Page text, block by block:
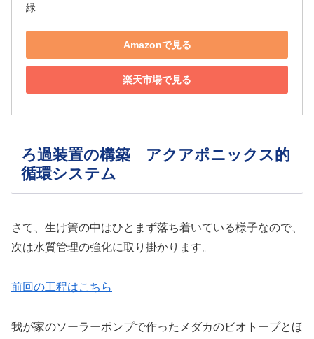
緑
Amazonで見る
楽天市場で見る
ろ過装置の構築 アクアポニックス的
循環システム
さて、生け簀の中はひとまず落ち着いている様子なので、
次は水質管理の強化に取り掛かります。
前回の工程はこちら
我が家のソーラーポンプで作ったメダカのビオトープとほ